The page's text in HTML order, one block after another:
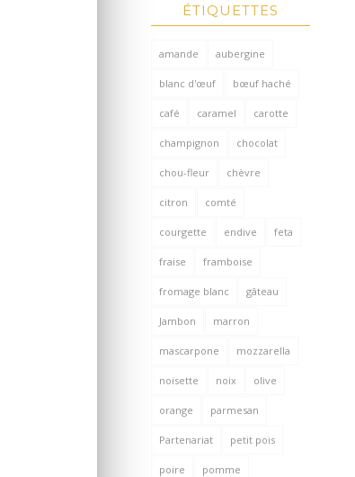
ÉTIQUETTES
amande aubergine
blanc d'œuf bœuf haché
café caramel carotte
champignon chocolat
chou-fleur chèvre
citron comté
courgette endive feta
fraise framboise
fromage blanc gâteau
Jambon marron
mascarpone mozzarella
noisette noix olive
orange parmesan
Partenariat petit pois
poire pomme